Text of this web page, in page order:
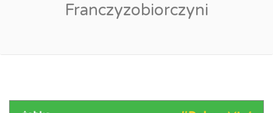
Franczyzobiorczyni